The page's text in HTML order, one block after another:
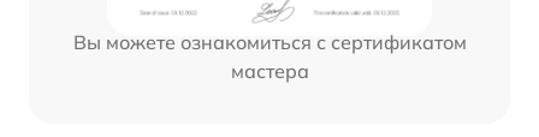
Вы можете ознакомиться с сертификатом
мастера